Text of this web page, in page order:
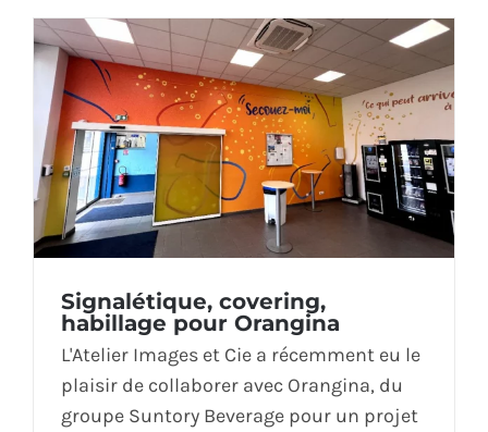
Signalétique, covering,
habillage pour Orangina
L'Atelier Images et Cie a récemment eu le
plaisir de collaborer avec Orangina, du
groupe Suntory Beverage pour un projet